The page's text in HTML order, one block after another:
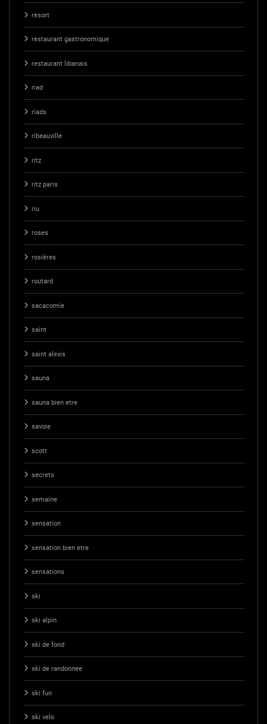
resort
restaurant gastronomique
restaurant libanais
riad
riads
ribeauville
ritz
ritz paris
riu
roses
rosières
routard
sacacomie
saint
saint alexis
sauna
sauna bien etre
savoie
scott
secrets
semaine
sensation
sensation bien etre
sensations
ski
ski alpin
ski de fond
ski de randonnee
ski fun
ski velo